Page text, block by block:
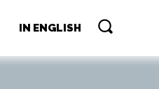
IN ENGLISH